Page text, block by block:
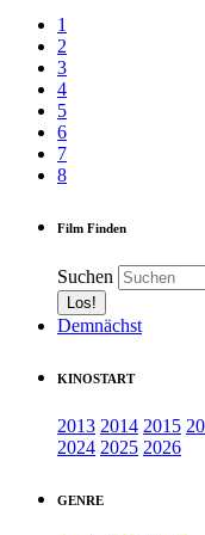
1
2
3
4
5
6
7
8
Film Finden
Suchen
Demnächst
KINOSTART
2013 2014 2015
2024 2025 2026
GENRE